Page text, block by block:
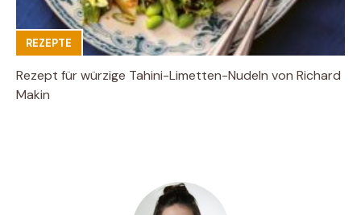
REZEPTE
Rezept für würzige Tahini-Limetten-Nudeln von Richard
Makin